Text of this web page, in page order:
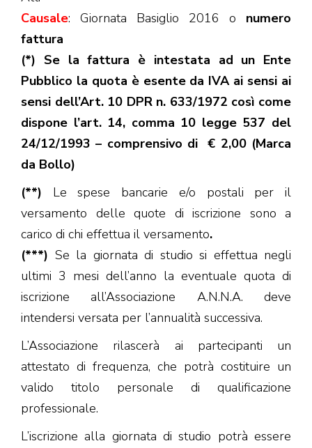
Causale: Giornata Basiglio 2016 o numero
fattura
(*) Se la fattura è intestata ad un Ente
Pubblico la quota è esente da IVA ai sensi ai
sensi dell’Art. 10 DPR n. 633/1972 così come
dispone l’art. 14, comma 10 legge 537 del
24/12/1993 – comprensivo di € 2,00 (Marca
da Bollo)
(**) Le spese bancarie e/o postali per il
versamento delle quote di iscrizione sono a
carico di chi effettua il versamento.
(***) Se la giornata di studio si effettua negli
ultimi 3 mesi dell’anno la eventuale quota di
iscrizione all’Associazione A.N.N.A. deve
intendersi versata per l’annualità successiva.
L’Associazione rilascerà ai partecipanti un
attestato di frequenza, che potrà costituire un
valido titolo personale di qualificazione
professionale.
L’iscrizione alla giornata di studio potrà essere